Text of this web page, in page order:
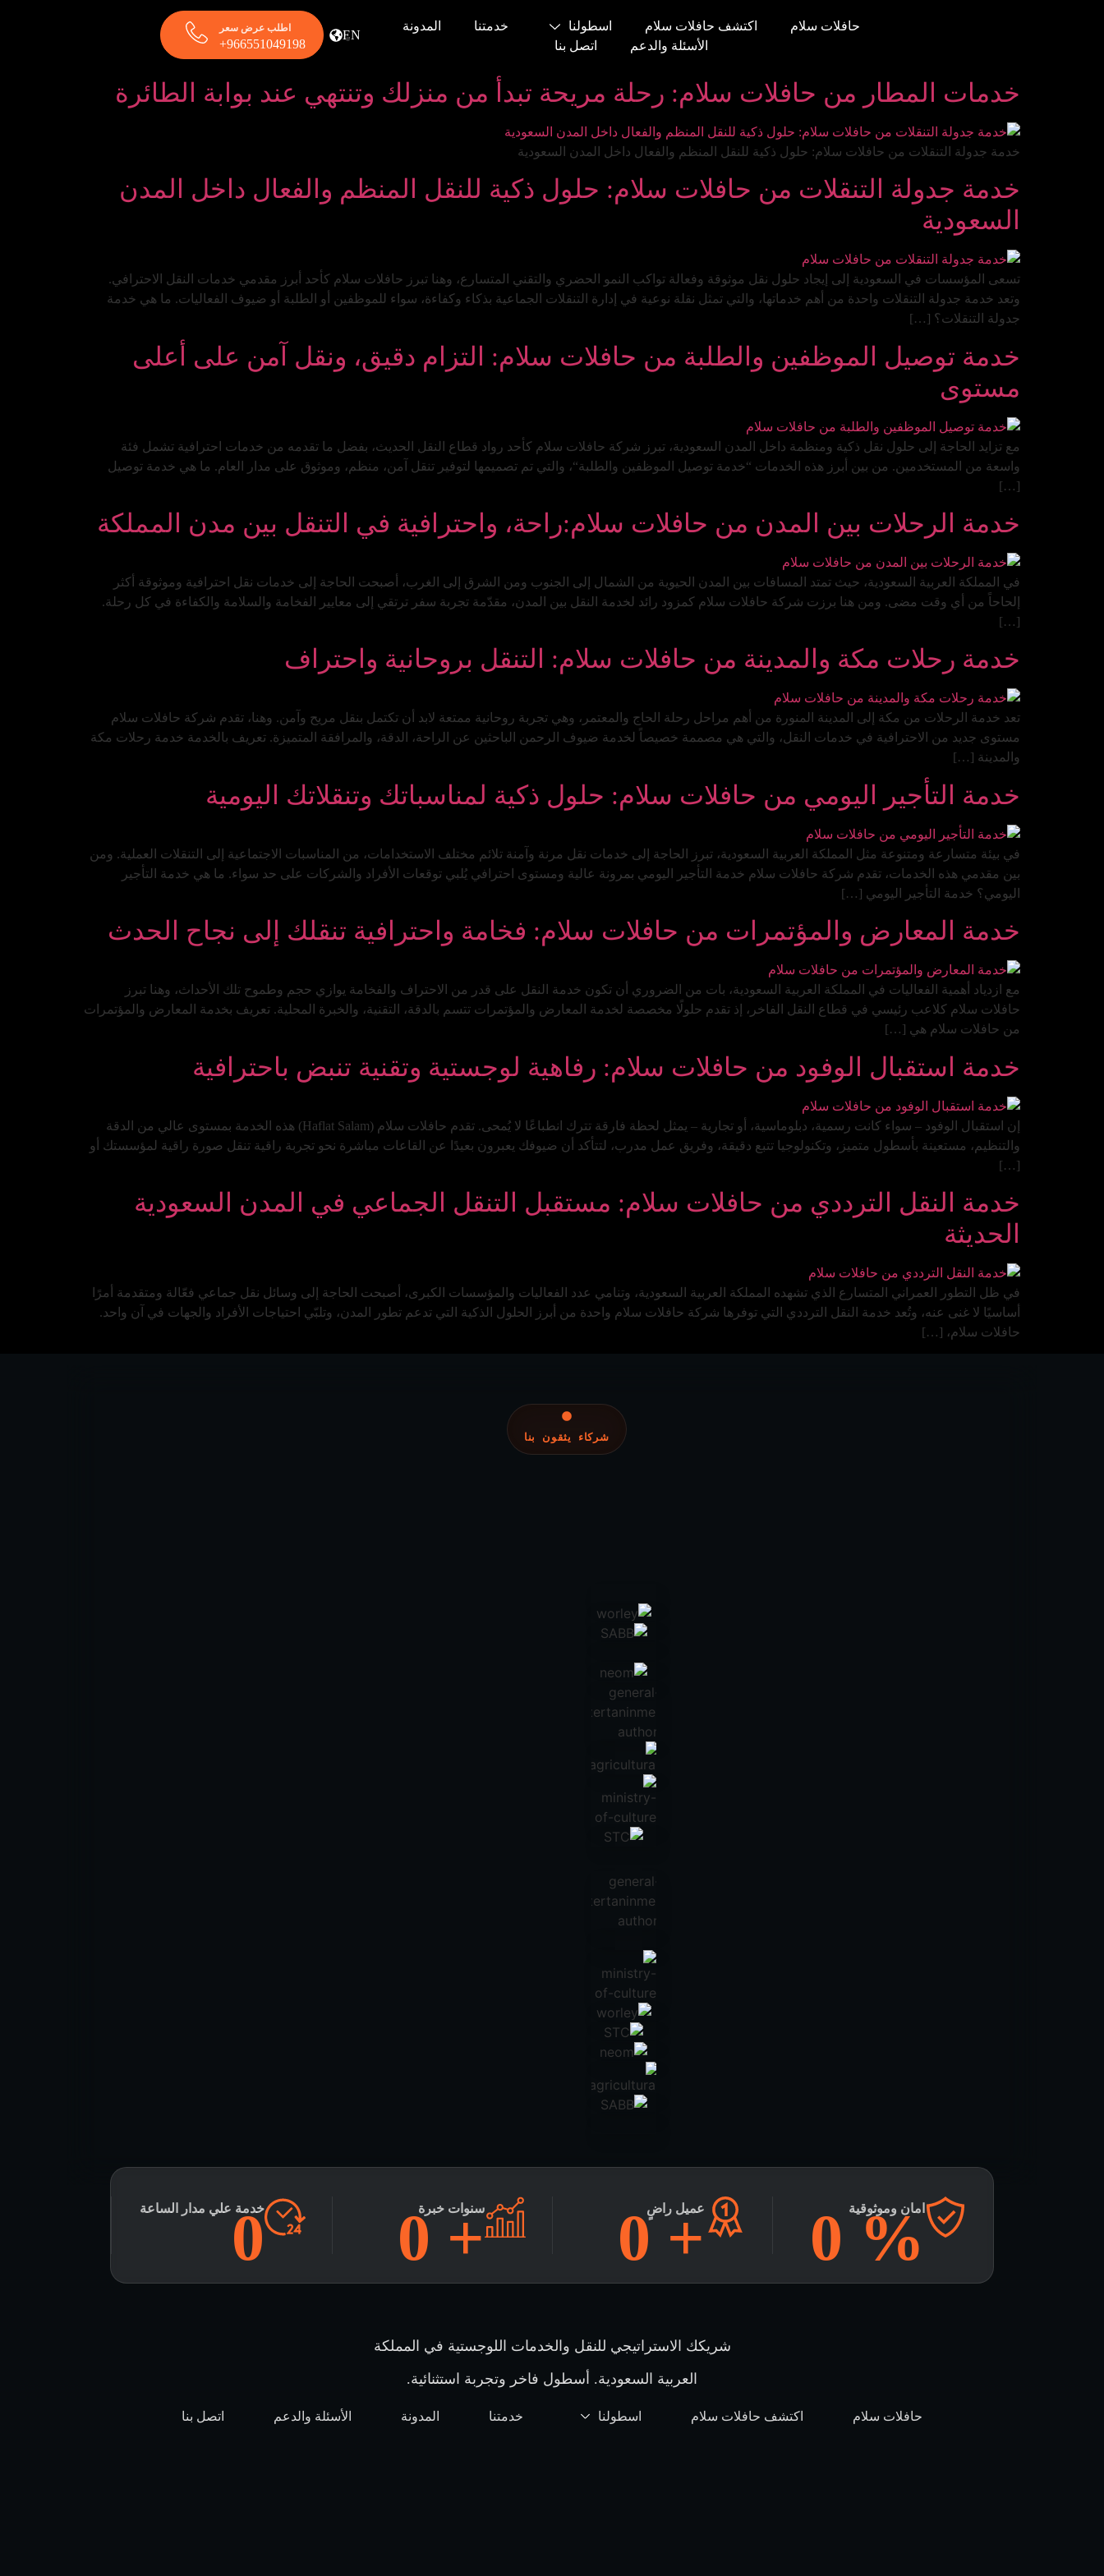
حافلات سلام اكتشف حافلات سلام اسطولنا خدمتنا
المدونة
اﻷسئلة والدعم
اتصل بنا
EN اطلب عرض سعر
966551049198+
خدمات المطار من حافلات سلام: رحلة مريحة تبدأ من منزلك وتنتهي عند بوابة الطائرة
خدمة جدولة التنقلات من حافلات سلام: حلول ذكية للنقل المنظم والفعال داخل المدن السعودية
خدمة جدولة التنقلات من حافلات سلام: حلول ذكية للنقل المنظم والفعال داخل المدن
السعودية
تسعى المؤسسات في السعودية إلى إيجاد حلول نقل موثوقة وفعالة تواكب النمو الحضري والتقني المتسارع، وهنا تبرز حافلات سلام كأحد أبرز مقدمي خدمات النقل الاحترافي.
وتعد خدمة جدولة التنقلات واحدة من أهم خدماتها، والتي تمثل نقلة نوعية في إدارة التنقلات الجماعية بذكاء وكفاءة، سواء للموظفين أو الطلبة أو ضيوف الفعاليات. ما هي خدمة
جدولة التنقلات؟ […]
خدمة توصيل الموظفين والطلبة من حافلات سلام: التزام دقيق، ونقل آمن على أعلى
مستوى
مع تزايد الحاجة إلى حلول نقل ذكية ومنظمة داخل المدن السعودية، تبرز شركة حافلات سلام كأحد رواد قطاع النقل الحديث، بفضل ما تقدمه من خدمات احترافية تشمل فئة
واسعة من المستخدمين. من بين أبرز هذه الخدمات “خدمة توصيل الموظفين والطلبة“، والتي تم تصميمها لتوفير تنقل آمن، منظم، وموثوق على مدار العام. ما هي خدمة توصيل
[…]
خدمة الرحلات بين المدن من حافلات سلام:راحة، واحترافية في التنقل بين مدن المملكة
في المملكة العربية السعودية، حيث تمتد المسافات بين المدن الحيوية من الشمال إلى الجنوب ومن الشرق إلى الغرب، أصبحت الحاجة إلى خدمات نقل احترافية وموثوقة أكثر
إلحاحاً من أي وقت مضى. ومن هنا برزت شركة حافلات سلام كمزود رائد لخدمة النقل بين المدن، مقدّمة تجربة سفر ترتقي إلى معايير الفخامة والسلامة والكفاءة في كل رحلة.
[…]
خدمة رحلات مكة والمدينة من حافلات سلام: التنقل بروحانية واحتراف
تعد خدمة الرحلات من مكة إلى المدينة المنورة من أهم مراحل رحلة الحاج والمعتمر، وهي تجربة روحانية ممتعة لابد أن تكتمل بنقل مريح وآمن. وهنا، تقدم شركة حافلات سلام
مستوى جديد من الاحترافية في خدمات النقل، والتي هي مصممة خصيصاً لخدمة ضيوف الرحمن الباحثين عن الراحة، الدقة، والمرافقة المتميزة. تعريف بالخدمة خدمة رحلات مكة
والمدينة […]
خدمة التأجير اليومي من حافلات سلام: حلول ذكية لمناسباتك وتنقلاتك اليومية
في بيئة متسارعة ومتنوعة مثل المملكة العربية السعودية، تبرز الحاجة إلى خدمات نقل مرنة وآمنة تلائم مختلف الاستخدامات، من المناسبات الاجتماعية إلى التنقلات العملية. ومن
بين مقدمي هذه الخدمات، تقدم شركة حافلات سلام خدمة التأجير اليومي بمرونة عالية ومستوى احترافي يُلبي توقعات الأفراد والشركات على حد سواء. ما هي خدمة التأجير
اليومي؟ خدمة التأجير اليومي […]
خدمة المعارض والمؤتمرات من حافلات سلام: فخامة واحترافية تنقلك إلى نجاح الحدث
مع ازدياد أهمية الفعاليات في المملكة العربية السعودية، بات من الضروري أن تكون خدمة النقل على قدر من الاحتراف والفخامة يوازي حجم وطموح تلك الأحداث، وهنا تبرز
حافلات سلام كلاعب رئيسي في قطاع النقل الفاخر، إذ تقدم حلولًا مخصصة لخدمة المعارض والمؤتمرات تتسم بالدقة، التقنية، والخبرة المحلية. تعريف بخدمة المعارض والمؤتمرات
من حافلات سلام هي […]
خدمة استقبال الوفود من حافلات سلام: رفاهية لوجستية وتقنية تنبض باحترافية
إن استقبال الوفود – سواء كانت رسمية، دبلوماسية، أو تجارية – يمثل لحظة فارقة تترك انطباعًا لا يُمحى. تقدم حافلات سلام (Haflat Salam) هذه الخدمة بمستوى عالي من الدقة
والتنظيم، مستعينة بأسطول متميز، وتكنولوجيا تتبع دقيقة، وفريق عمل مدرب، لتتأكد أن ضيوفك يعبرون بعيدًا عن القاعات مباشرة نحو تجربة راقية تنقل صورة راقية لمؤسستك أو
[…]
خدمة النقل الترددي من حافلات سلام: مستقبل التنقل الجماعي في المدن السعودية
الحديثة
في ظل التطور العمراني المتسارع الذي تشهده المملكة العربية السعودية، وتنامي عدد الفعاليات والمؤسسات الكبرى، أصبحت الحاجة إلى وسائل نقل جماعي فعّالة ومتقدمة أمرًا
أساسيًا لا غنى عنه، وتُعد خدمة النقل الترددي التي توفرها شركة حافلات سلام واحدة من أبرز الحلول الذكية التي تدعم تطور المدن، وتلبّي احتياجات الأفراد والجهات في آن واحد.
حافلات سلام، […]
شركاء يثقون بنا
امان وموثوقية
%
0 عميل راضٍ
+
0 سنوات خبرة
+
0 خدمة علي مدار الساعة
0
شريكك الاستراتيجي للنقل والخدمات اللوجستية في المملكة
العربية السعودية. أسطول فاخر وتجربة استثنائية.
حافلات سلام اكتشف حافلات سلام اسطولنا خدمتنا المدونة اﻷسئلة والدعم اتصل بنا